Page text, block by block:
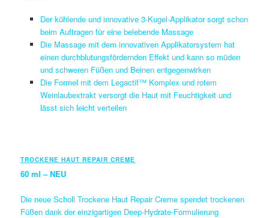
Der kühlende und innovative 3-Kugel-Applikator sorgt schon
beim Auftragen für eine belebende Massage
Die Massage mit dem innovativen Applikatorsystem hat
einen durchblutungsfördernden Effekt und kann so müden
und schweren Füßen und Beinen entgegenwirken
Die Formel mit dem Legactif™ Komplex und rotem
Weinlaubextrakt versorgt die Haut mit Feuchtigkeit und
lässt sich leicht verteilen
TROCKENE HAUT REPAIR CREME
60 ml – NEU
Die neue Scholl Trockene Haut Repair Creme spendet trockenen
Füßen dank der einzigartigen Deep-Hydrate-Formulierung